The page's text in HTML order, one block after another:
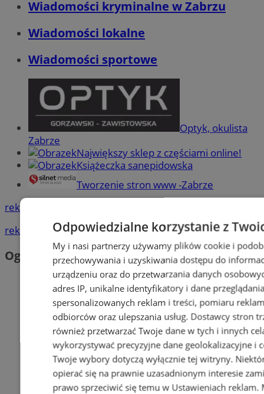
Wiadomości kryminalne w Zabrzu
Wiadomości lokalne
Wiadomości sportowe
Optyk, okulista
Zabrze
Największy sklep z częściami online!
Książeczka sanepidowska
Tworzenie stron www -Zabrze
reklama
reklama
Ogłoszenia
Odpowiedzialne korzystanie z
My i nasi partnerzy używamy plików cookie i
przechowywania i uzyskiwania dostępu do
urządzeniu oraz do przetwarzania danych
adres IP, unikalne identyfikatory i dane
spersonalizowanych reklam i treści, pomiaru
odbiorców oraz ulepszania usług. Dostawcy stron
również przetwarzać Twoje dane w tych i innych
wykorzystywać precyzyjne dane geolokalizacyjne i
Twoje wybory dotyczą wyłącznie tej witryny.
opierać się na prawnie uzasadnionym interesie
prawo sprzeciwić się temu w Ustawieniach reklam.